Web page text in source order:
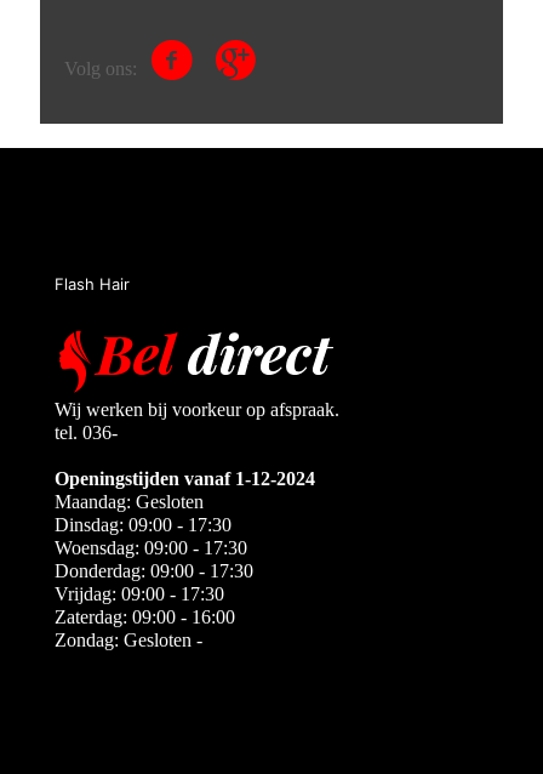
Volg ons:
Flash Hair
Wij werken bij voorkeur op afspraak.
tel. 036-
Openingstijden vanaf 1-12-2024
Maandag: Gesloten
Dinsdag: 09:00 - 17:30
Woensdag: 09:00 - 17:30
Donderdag: 09:00 - 17:30
Vrijdag: 09:00 - 17:30
Zaterdag: 09:00 - 16:00
Zondag: Gesloten -